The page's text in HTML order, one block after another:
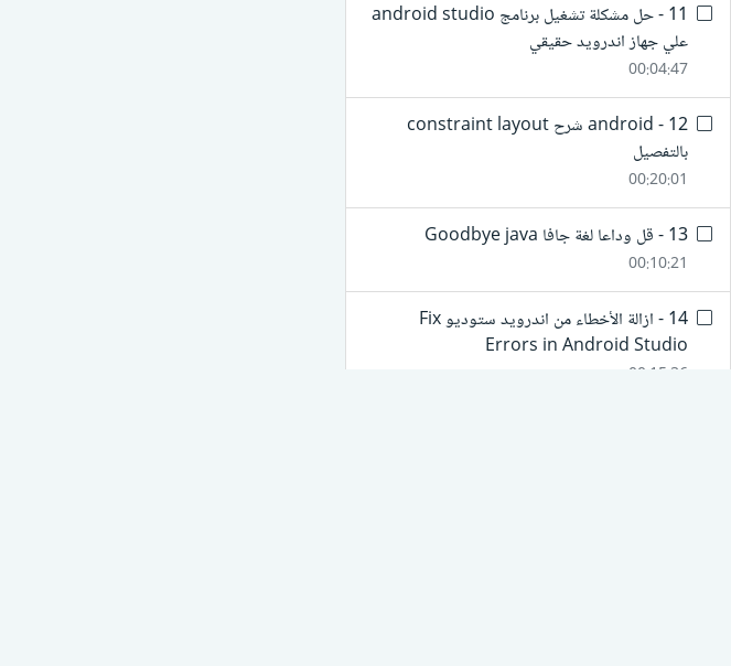
11 - حل مشكلة تشغيل برنامج android studio
علي جهاز اندرويد حقيقي
00:04:47
12 - android شرح constraint layout
بالتفصيل
00:20:01
13 - قل وداعا لغة جافا Goodbye java
00:10:21
14 - ازالة الأخطاء من اندرويد ستوديو Fix
Errors in Android Studio
00:15:36